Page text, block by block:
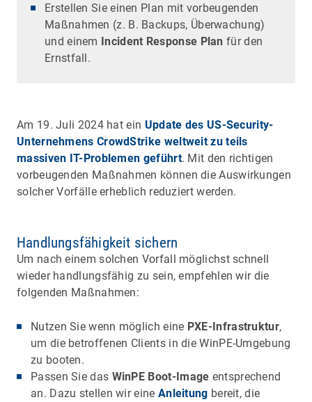
Erstellen Sie einen Plan mit vorbeugenden
Maßnahmen (z. B. Backups, Überwachung)
und einem Incident Response Plan für den
Ernstfall.
Am 19. Juli 2024 hat ein Update des US-Security-
Unternehmens CrowdStrike weltweit zu teils
massiven IT-Problemen geführt. Mit den richtigen
vorbeugenden Maßnahmen können die Auswirkungen
solcher Vorfälle erheblich reduziert werden.
Handlungsfähigkeit sichern
Um nach einem solchen Vorfall möglichst schnell
wieder handlungsfähig zu sein, empfehlen wir die
folgenden Maßnahmen:
Nutzen Sie wenn möglich eine PXE-Infrastruktur,
um die betroffenen Clients in die WinPE-Umgebung
zu booten.
Passen Sie das WinPE Boot-Image entsprechend
an. Dazu stellen wir eine Anleitung bereit, die